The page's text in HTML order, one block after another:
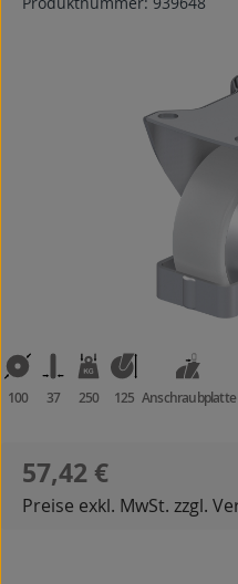
100 37 250 125 Anschraubplatte
Regulärer Preis:
57,42 €
Preise exkl. MwSt. zzgl.